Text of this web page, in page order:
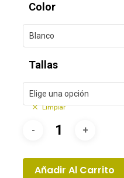
Color
Blanco
Tallas
Elige una opción
Limpiar
Añadir Al Carrito